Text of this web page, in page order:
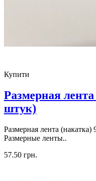
Купити
Размерная
штук)
Размерная лента
Размерные ленты..
57.50 грн.